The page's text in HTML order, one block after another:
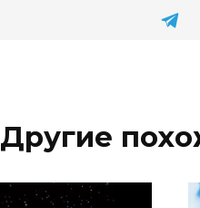
Другие